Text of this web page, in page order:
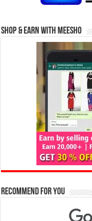
Shop & Earn with Meesho
Recommend for You